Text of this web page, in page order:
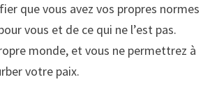
que vous avez vos propres normes
vous et de ce qui ne l’est pas.
monde, et vous ne permettrez à
votre paix.